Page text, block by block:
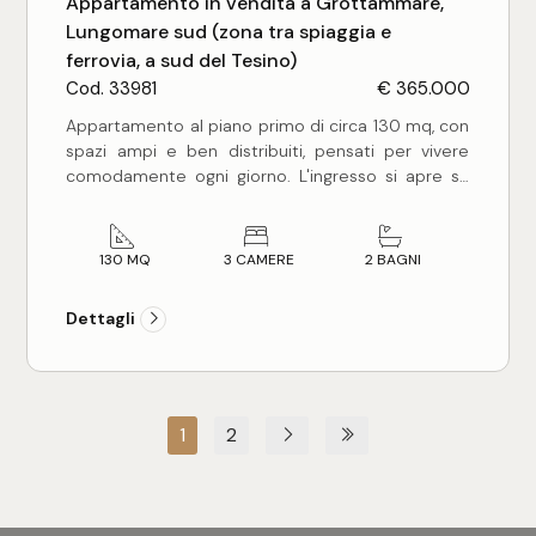
Lungomare sud (zona tra spiaggia e
ferrovia, a sud del Tesino)
Cod. 33981 € 365.000
Appartamento al piano primo di circa 130 mq, con
spazi ampi e ben distribuiti, pensati per vivere
comodamente ogni giorno. L'ingresso si apre su
pranzo dedicata e una cucina abitabile separata,
funzionale e luminosa.
comprende tre camere da letto, di cui due
matrimoniali davvero generose e una singola
completi di doccia. Presente anche una comoda
fa la differenza.
All'esterno, tre ampi balconi per complessivi 25
L'immobile si presenta in ottimo stato di
130 MQ 3 CAMERE 2 BAGNI
Dettagli
1 2